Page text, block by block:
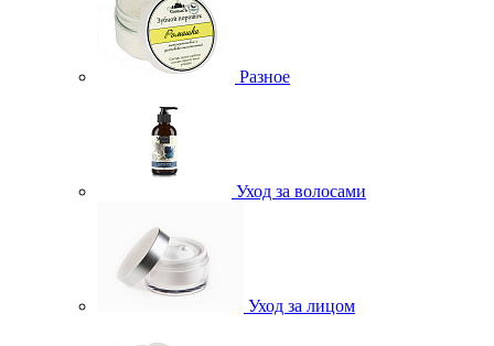
Разное
Уход за волосами
Уход за лицом